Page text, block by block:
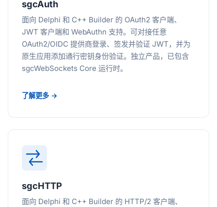
sgcAuth
面向 Delphi 和 C++ Builder 的 OAuth2 客户端、
JWT 客户端和 WebAuthn 支持。可对接任意
OAuth2/OIDC 提供商登录、签发并验证 JWT，并为
原生应用添加通行密钥身份验证。独立产品，已包含
sgcWebSockets Core 运行时。
了解更多 →
sgcHTTP
面向 Delphi 和 C++ Builder 的 HTTP/2 客户端、